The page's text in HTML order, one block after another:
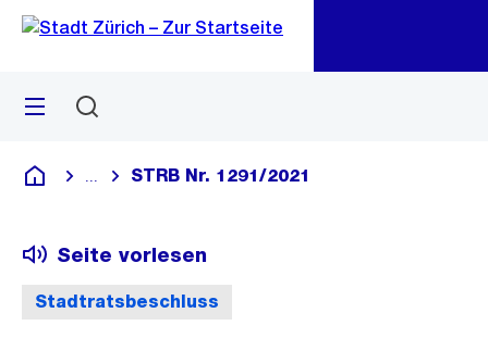
Navigation
Sprunglink
Menü
Deutsch
Blende alle Breadcrumbs ein
STRB Nr. 1291/2021
Stadtratsbeschluss
Seite vorlesen